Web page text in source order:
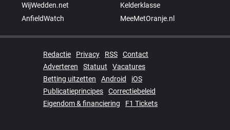
WijWedden.net
Kelderklasse
AnfieldWatch
MeeMetOranje.nl
Redactie Privacy RSS
Contact
Adverteren
Statuut
Vacatures
Betting uitzetten
Android
iOS
Publicatieprincipes
Correctiebeleid
Eigendom & financiering
F1 Tickets